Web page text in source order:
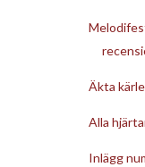
Äkta
Alla
Inlägg